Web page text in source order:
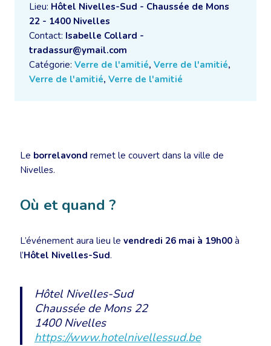
Lieu: Hôtel Nivelles-Sud - Chaussée de Mons
22 - 1400 Nivelles
Contact: Isabelle Collard -
tradassur@ymail.com
Catégorie: Verre de l'amitié, Verre de l'amitié,
Verre de l'amitié, Verre de l'amitié
Le borrelavond remet le couvert dans la ville de
Nivelles.
Où et quand ?
L’événement aura lieu le vendredi 26 mai à 19h00 à
l’Hôtel Nivelles-Sud.
Hôtel Nivelles-Sud
Chaussée de Mons 22
1400 Nivelles
https://www.hotelnivellessud.be